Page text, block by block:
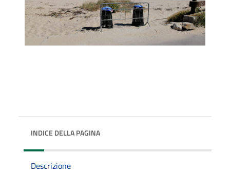
INDICE DELLA PAGINA
Descrizione